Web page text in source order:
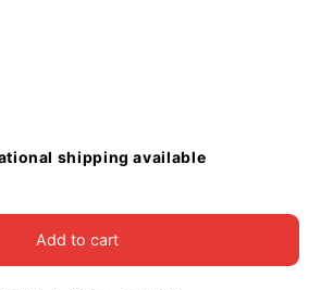
shipping available
Add to cart